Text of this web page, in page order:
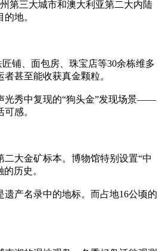
第三大城市和澳大利亚第二大内陆
地。
铺、面包房、珠宝店等30余栋维多
甚至能收获真金颗粒。
光秀中复现的“狗头金”发现场景——
感。
大金矿标本。博物馆特别设置“中
历史。
产名录中的地标。而占地16公顷的